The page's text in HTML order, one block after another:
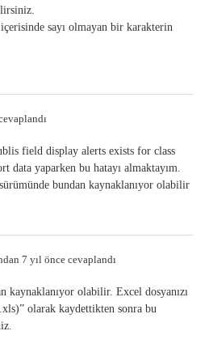
sayı olmayan bir karakterin
field display alerts exists for class
data yaparken bu hatayı almaktayım.
bundan kaynaklanıyor olabilir
7 yıl önce cevaplandı
kaynaklanıyor olabilir. Excel dosyanızı
olarak kaydettikten sonra bu